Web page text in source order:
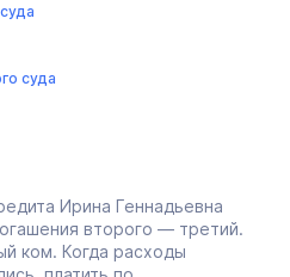
Ирина Геннадьевна
второго — третий.
ком. Когда расходы
суда